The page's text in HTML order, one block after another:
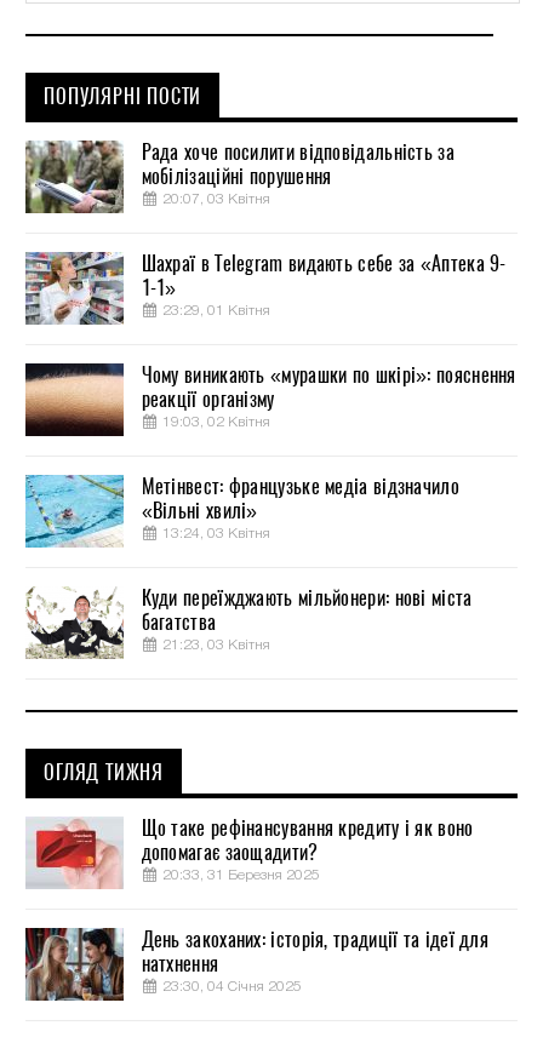
ПОПУЛЯРНІ ПОСТИ
Рада хоче посилити відповідальність за
мобілізаційні порушення
20:07, 03 Квітня
Шахраї в Telegram видають себе за «Аптека 9-
1-1»
23:29, 01 Квітня
Чому виникають «мурашки по шкірі»: пояснення
реакції організму
19:03, 02 Квітня
Метінвест: французьке медіа відзначило
«Вільні хвилі»
13:24, 03 Квітня
Куди переїжджають мільйонери: нові міста
багатства
21:23, 03 Квітня
ОГЛЯД ТИЖНЯ
Що таке рефінансування кредиту і як воно
допомагає заощадити?
20:33, 31 Березня 2025
День закоханих: історія, традиції та ідеї для
натхнення
23:30, 04 Січня 2025